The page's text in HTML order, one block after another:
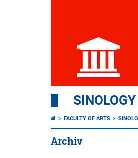
FACULTY OF ARTS
Archiv